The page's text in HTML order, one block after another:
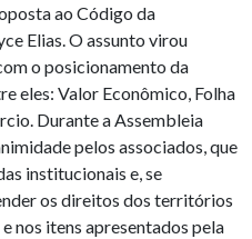
ao Código da
Elias. O assunto virou
o posicionamento da
eles: Valor Econômico, Folha
Durante a Assembleia
pelos associados, que
institucionais e, se
os direitos dos territórios
nos itens apresentados pela